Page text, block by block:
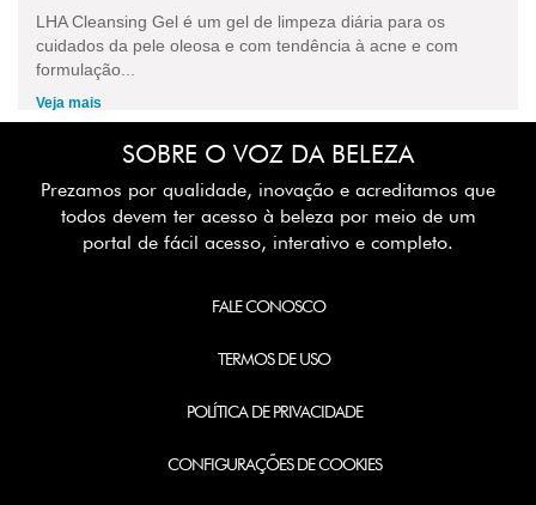
LHA Cleansing Gel é um gel de limpeza diária para os
cuidados da pele oleosa e com tendência à acne e com
formulação...
Veja mais
SOBRE O VOZ DA BELEZA
Prezamos por qualidade, inovação e acreditamos que
todos devem ter acesso à beleza por meio de um
portal de fácil acesso, interativo e completo.
FALE CONOSCO
TERMOS DE USO
POLÍTICA DE PRIVACIDADE
CONFIGURAÇÕES DE COOKIES